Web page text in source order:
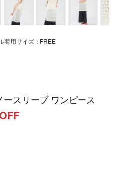
着用サイズ：FREE
スリーブ ワンピース